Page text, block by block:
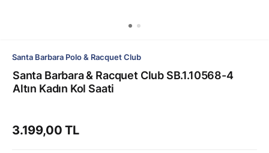
Santa Barbara Polo & Racquet Club
Santa Barbara & Racquet Club SB.1.10568-4
Altın Kadın Kol Saati
3.199,00 TL